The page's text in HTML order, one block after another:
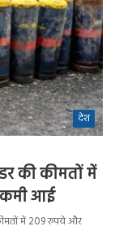
देश
की कीमतों में
आई
में 209 रुपये और